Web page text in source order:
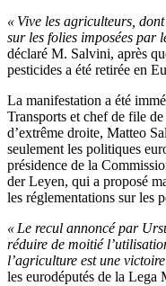
« Vive les agriculteurs,
sur les folies imposées par
déclaré M. Salvini, après
pesticides a été retirée en
La manifestation a été
Transports et chef de file
d’extrême droite, Matteo
seulement les politiques
présidence de la
der Leyen, qui a proposé
les réglementations sur les
« Le recul annoncé par
réduire de moitié
l’agriculture est une
les eurodéputés de la